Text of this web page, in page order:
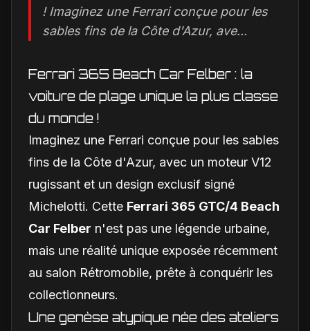
! Imaginez une Ferrari conçue pour les
sables fins de la Côte d'Azur, ave...
Ferrari 365 Beach Car Felber : la
voiture de plage unique la plus classe
du monde !
Imaginez une Ferrari conçue pour les sables
fins de la Côte d'Azur, avec un moteur V12
rugissant et un design exclusif signé
Michelotti. Cette Ferrari 365 GTC/4 Beach
Car Felber n'est pas une légende urbaine,
mais une réalité unique exposée récemment
au salon Rétromobile, prête à conquérir les
collectionneurs.
Une genèse atypique née des ateliers